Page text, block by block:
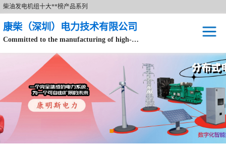
柴油发电机组十大**榜产品系列
康柴（深圳）电力技术有限公司
Committed to the manufacturing of high-end brand diesel generator sets.
静音型
移动电站
康明斯配件